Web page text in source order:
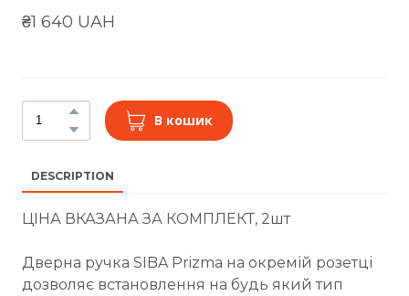
₴1 640 UAH
В кошик
DESCRIPTION
ЦІНА ВКАЗАНА ЗА КОМПЛЕКТ, 2шт
Дверна ручка SIBA Prizma на окремій розетці
дозволяє встановлення на будь який тип